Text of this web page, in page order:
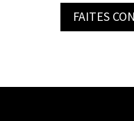
FAITES